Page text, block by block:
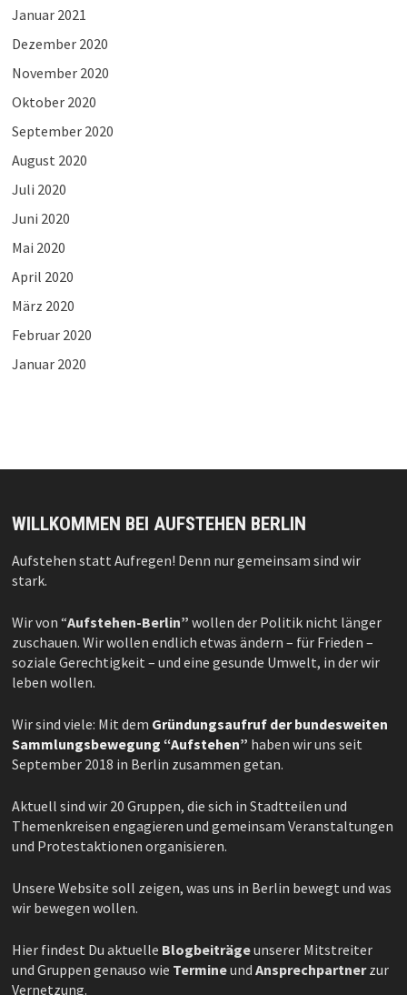
Januar 2021
Dezember 2020
November 2020
Oktober 2020
September 2020
August 2020
Juli 2020
Juni 2020
Mai 2020
April 2020
März 2020
Februar 2020
Januar 2020
WILLKOMMEN BEI AUFSTEHEN BERLIN
Aufstehen statt Aufregen! Denn nur gemeinsam sind wir
stark.
Wir von “Aufstehen-Berlin” wollen der Politik nicht länger
zuschauen. Wir wollen endlich etwas ändern – für Frieden –
soziale Gerechtigkeit – und eine gesunde Umwelt, in der wir
leben wollen.
Wir sind viele: Mit dem Gründungsaufruf der bundesweiten
Sammlungsbewegung “Aufstehen” haben wir uns seit
September 2018 in Berlin zusammen getan.
Aktuell sind wir 20 Gruppen, die sich in Stadtteilen und
Themenkreisen engagieren und gemeinsam Veranstaltungen
und Protestaktionen organisieren.
Unsere Website soll zeigen, was uns in Berlin bewegt und was
wir bewegen wollen.
Hier findest Du aktuelle Blogbeiträgeunserer Mitstreiter
und Gruppen genauso wie Termineund Ansprechpartnerzur
Vernetzung.